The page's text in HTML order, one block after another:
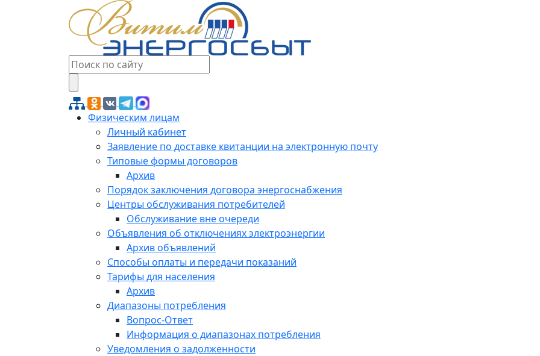
Физическим лицам
Личный кабинет
Заявление по доставке квитанции на электронную почту
Типовые формы договоров
Архив
Порядок заключения договора энергоснабжения
Центры обслуживания потребителей
Обслуживание вне очереди
Объявления об отключениях электроэнергии
Архив объявлений
Способы оплаты и передачи показаний
Тарифы для населения
Архив
Диапазоны потребления
Вопрос-Ответ
Информация о диапазонах потребления
Уведомления о задолженности